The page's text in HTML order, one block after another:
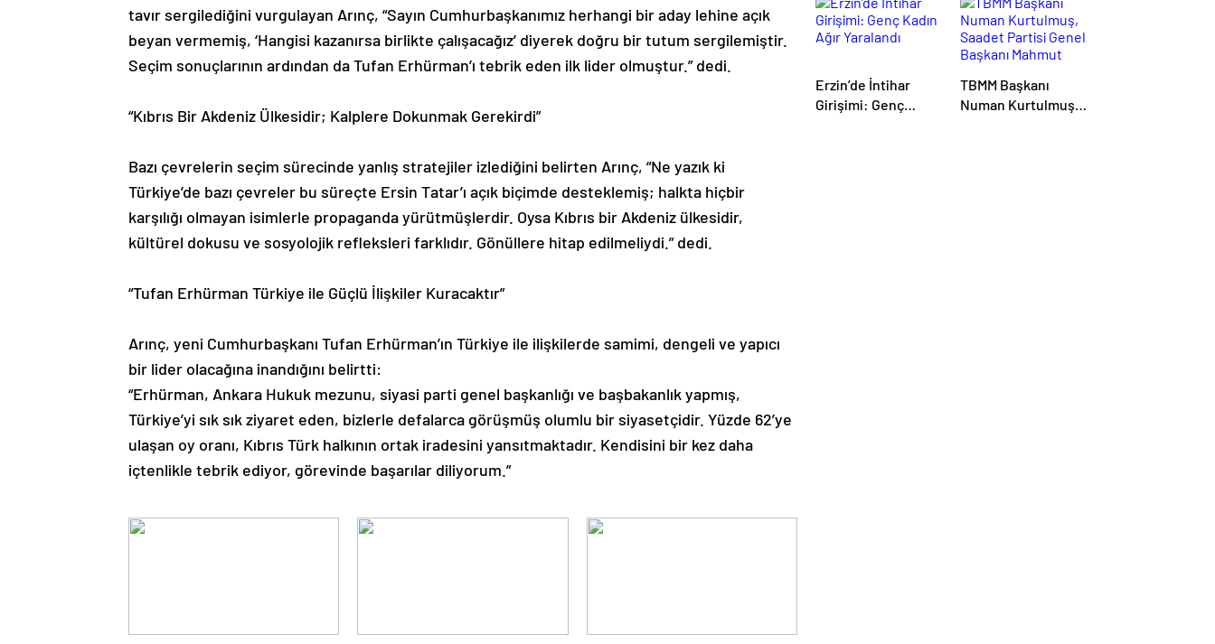
tavır sergilediğini vurgulayan Arınç, “Sayın Cumhurbaşkanımız herhangi bir aday lehine açık
beyan vermemiş, ‘Hangisi kazanırsa birlikte çalışacağız’ diyerek doğru bir tutum sergilemiştir.
Seçim sonuçlarının ardından da Tufan Erhürman’ı tebrik eden ilk lider olmuştur.” dedi.
“Kıbrıs Bir Akdeniz Ülkesidir; Kalplere Dokunmak Gerekirdi”
Bazı çevrelerin seçim sürecinde yanlış stratejiler izlediğini belirten Arınç, “Ne yazık ki
Türkiye’de bazı çevreler bu süreçte Ersin Tatar’ı açık biçimde desteklemiş; halkta hiçbir
karşılığı olmayan isimlerle propaganda yürütmüşlerdir. Oysa Kıbrıs bir Akdeniz ülkesidir,
kültürel dokusu ve sosyolojik refleksleri farklıdır. Gönüllere hitap edilmeliydi.” dedi.
“Tufan Erhürman Türkiye ile Güçlü İlişkiler Kuracaktır”
Arınç, yeni Cumhurbaşkanı Tufan Erhürman’ın Türkiye ile ilişkilerde samimi, dengeli ve yapıcı
bir lider olacağına inandığını belirtti:
“Erhürman, Ankara Hukuk mezunu, siyasi parti genel başkanlığı ve başbakanlık yapmış,
Türkiye’yi sık sık ziyaret eden, bizlerle defalarca görüşmüş olumlu bir siyasetçidir. Yüzde 62’ye
ulaşan oy oranı, Kıbrıs Türk halkının ortak iradesini yansıtmaktadır. Kendisini bir kez daha
içtenlikle tebrik ediyor, görevinde başarılar diliyorum.”
Erzin’de İntihar
Girişimi: Genç
TBMM Başkanı
Numan Kurtulmuş,